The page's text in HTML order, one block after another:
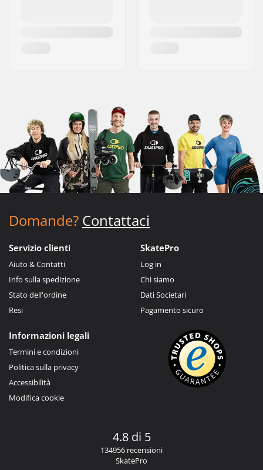
Domande? Contattaci
Servizio clienti
Aiuto & Contatti
Info sulla spedizione
Stato dell'ordine
Resi
SkatePro
Log in
Chi siamo
Dati Societari
Pagamento sicuro
Informazioni legali
Termini e condizioni
Politica sulla privacy
Accessibilità
Modifica cookie
4.8 di 5
134956 recensioni
SkatePro